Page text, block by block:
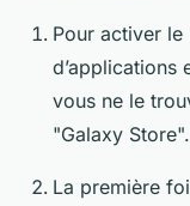
Pour activer
d’applications
vous ne le
"Galaxy Store".
La première